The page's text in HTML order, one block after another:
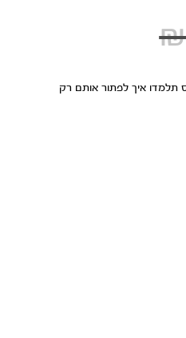
₪
תלמדו איך לפתור אותם רק